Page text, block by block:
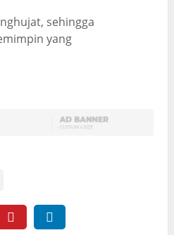
sehingga
yang